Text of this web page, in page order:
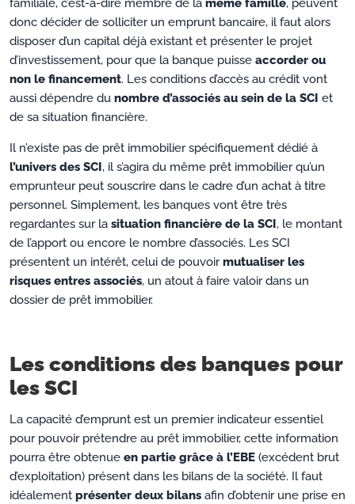
familiale, c’est-à-dire membre de la même famille, peuvent
donc décider de solliciter un emprunt bancaire, il faut alors
disposer d’un capital déjà existant et présenter le projet
d’investissement, pour que la banque puisse accorder ou
non le financement. Les conditions d’accès au crédit vont
aussi dépendre du nombre d’associés au sein de la SCI et
de sa situation financière.
Il n’existe pas de prêt immobilier spécifiquement dédié à
l’univers des SCI , il s’agira du même prêt immobilier qu’un
emprunteur peut souscrire dans le cadre d’un achat à titre
personnel. Simplement, les banques vont être très
regardantes sur la situation financière de la SCI , le montant
de l’apport ou encore le nombre d’associés. Les SCI
présentent un intérêt, celui de pouvoirmutualiser les
risques entres associés, un atout à faire valoir dans un
dossier de prêt immobilier.
Les conditions des banques pour
les SCI
La capacité d’emprunt est un premier indicateur essentiel
pour pouvoir prétendre au prêt immobilier, cette information
pourra être obtenue en partie grâce à l’EBE (excédent brut
d’exploitation) présent dans les bilans de la société. Il faut
idéalement présenter deux bilans afin d’obtenir une prise en